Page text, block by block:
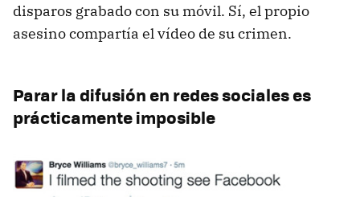
disparos grabado con su móvil. Sí, el propio
asesino compartía el vídeo de su crimen.
Parar la difusión en redes sociales es
prácticamente imposible